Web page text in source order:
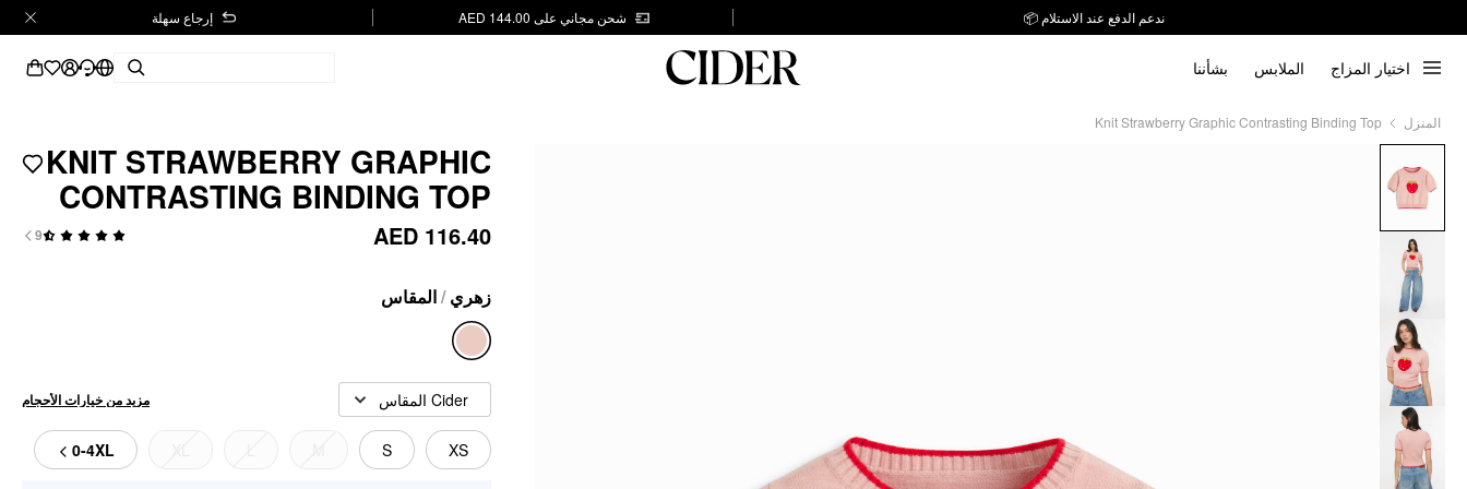
ندعم الدفع عند الاستلام 📦 شحن مجاني على AED 144.00 إرجاع سهلة
اختيار المزاج الملابس بشأننا
المنزل Knit Strawberry Graphic Contrasting Binding Top
KNIT STRAWBERRY GRAPHIC
CONTRASTING BINDING TOP
AED 116.40
9
زهري /المقاس
Cider المقاس مزيد من خيارات الأحجام
XS
S
0-4XL